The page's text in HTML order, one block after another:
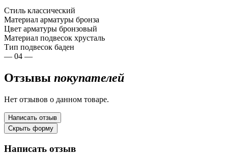
Стиль классический
Материал арматуры бронза
Цвет арматуры бронзовый
Материал подвесок хрусталь
Тип подвесок баден
— 04 —
Отзывы покупателей
Нет отзывов о данном товаре.
Написать отзыв
Скрыть форму
Написать отзыв